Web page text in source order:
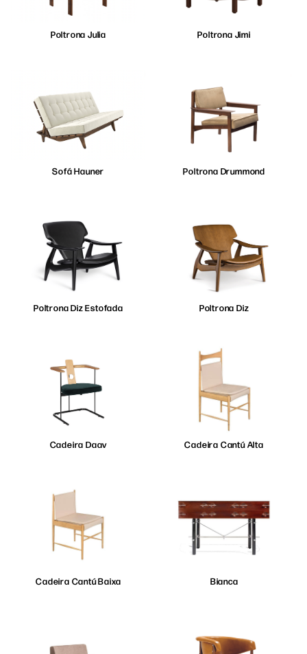
Poltrona Julia Poltrona Jimi
Sofá Hauner Poltrona Drummond
Poltrona Diz Estofada Poltrona Diz
Cadeira Daav Cadeira Cantú Alta
Cadeira Cantú Baixa Bianca